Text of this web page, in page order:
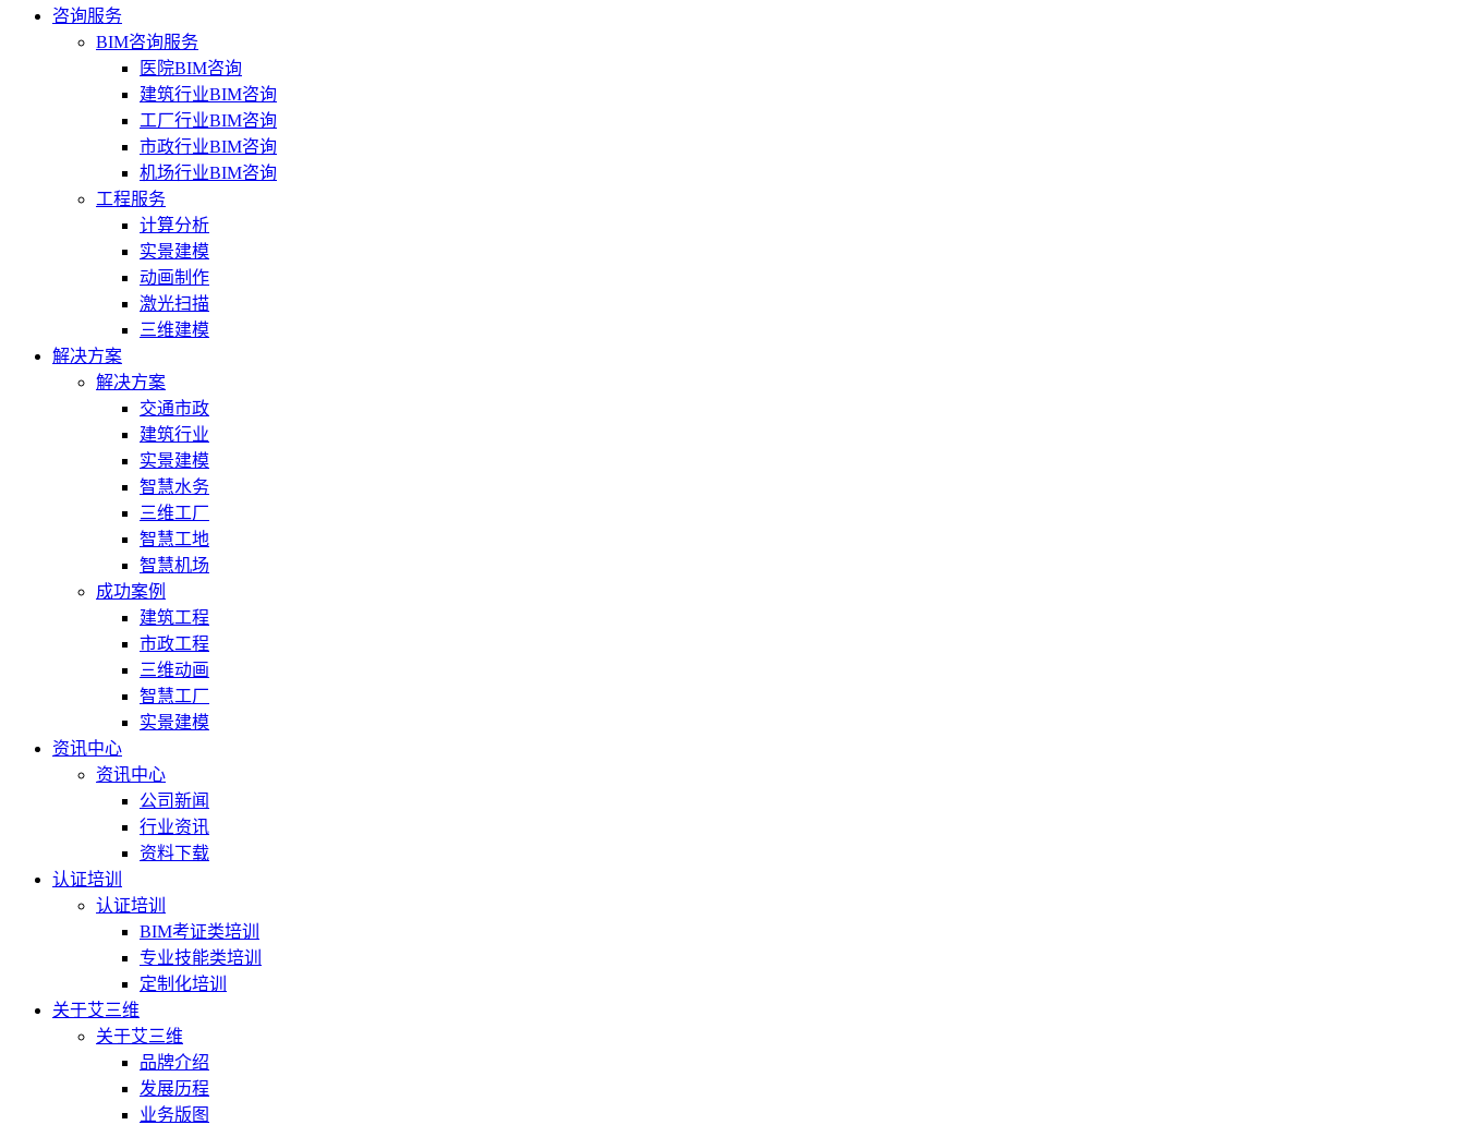
咨询服务
BIM咨询服务
医院BIM咨询
建筑行业BIM咨询
工厂行业BIM咨询
市政行业BIM咨询
机场行业BIM咨询
工程服务
计算分析
实景建模
动画制作
激光扫描
三维建模
解决方案
解决方案
交通市政
建筑行业
实景建模
智慧水务
三维工厂
智慧工地
智慧机场
成功案例
建筑工程
市政工程
三维动画
智慧工厂
实景建模
资讯中心
资讯中心
公司新闻
行业资讯
资料下载
认证培训
认证培训
BIM考证类培训
专业技能类培训
定制化培训
关于艾三维
关于艾三维
品牌介绍
发展历程
业务版图